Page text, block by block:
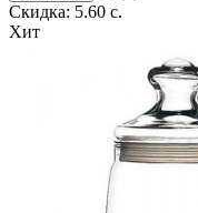
Скидка: 5.60 с.
Хит